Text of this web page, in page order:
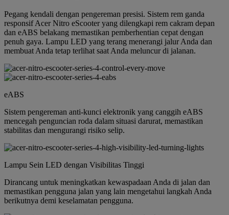
Pegang kendali dengan pengereman presisi. Sistem rem ganda
responsif Acer Nitro eScooter yang dilengkapi rem cakram depan
dan eABS belakang memastikan pemberhentian cepat dengan
penuh gaya. Lampu LED yang terang menerangi jalur Anda dan
membuat Anda tetap terlihat saat Anda meluncur di jalanan.
eABS
Sistem pengereman anti-kunci elektronik yang canggih eABS
mencegah penguncian roda dalam situasi darurat, memastikan
stabilitas dan mengurangi risiko selip.
Lampu Sein LED dengan Visibilitas Tinggi
Dirancang untuk meningkatkan kewaspadaan Anda di jalan dan
memastikan pengguna jalan yang lain mengetahui langkah Anda
berikutnya demi keselamatan pengguna.